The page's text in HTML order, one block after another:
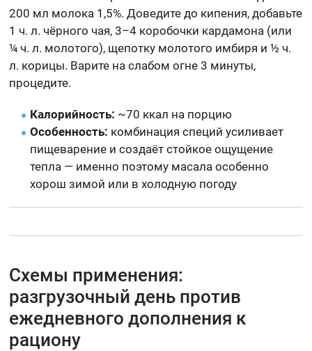
200 мл молока 1,5%. Доведите до кипения, добавьте
1 ч. л. чёрного чая, 3–4 коробочки кардамона (или
¼ ч. л. молотого), щепотку молотого имбиря и ½ ч.
л. корицы. Варите на слабом огне 3 минуты,
процедите.
Калорийность: ~70 ккал на порцию
Особенность: комбинация специй усиливает
пищеварение и создаёт стойкое ощущение
тепла — именно поэтому масала особенно
хорош зимой или в холодную погоду
Схемы применения:
разгрузочный день против
ежедневного дополнения к
рациону